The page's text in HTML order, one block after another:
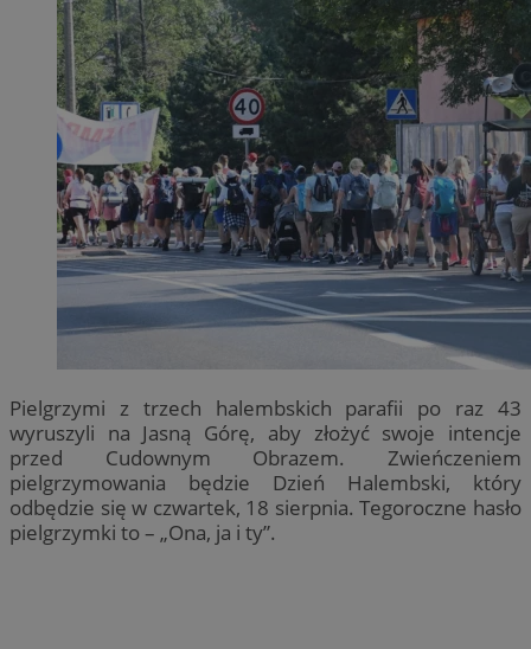
Pielgrzymi z trzech halembskich parafii po raz 43
wyruszyli na Jasną Górę, aby złożyć swoje intencje
przed Cudownym Obrazem. Zwieńczeniem
pielgrzymowania będzie Dzień Halembski, który
odbędzie się w czwartek, 18 sierpnia. Tegoroczne hasło
pielgrzymki to – „Ona, ja i ty”.